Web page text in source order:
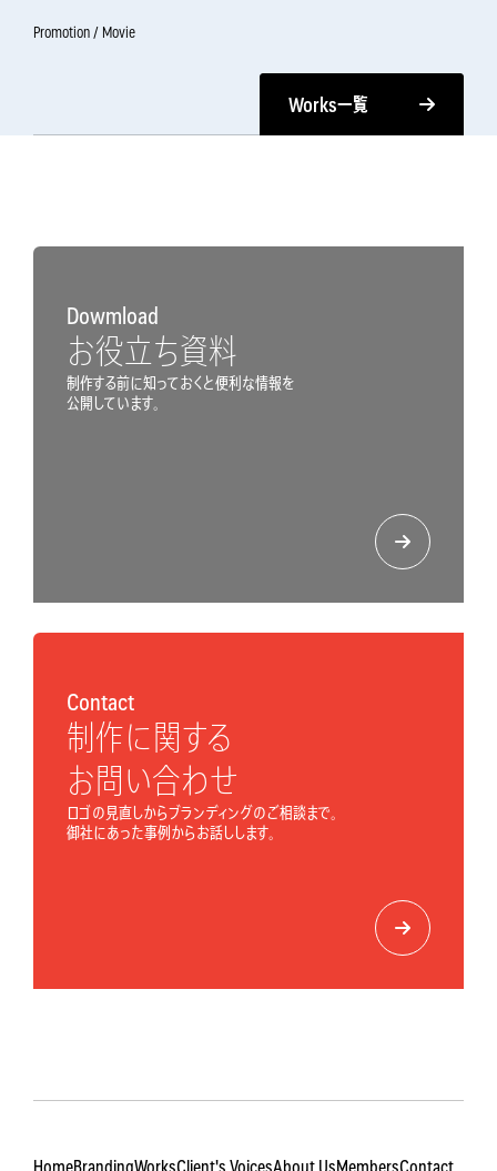
Promotion / Movie
Works一覧
Dowmload
お役立ち資料
制作する前に知っておくと便利な情報を
公開しています。
Contact
制作に関する
お問い合わせ
ロゴの見直しからブランディングのご相談まで。
御社にあった事例からお話しします。
HomeBrandingWorksClient's VoicesAbout Us MembersContact